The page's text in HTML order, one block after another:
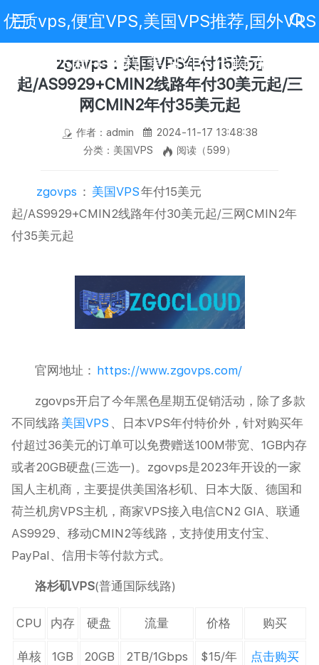
优质vps,便宜VPS,美国VPS推荐,国外VPS
评测,VPS新手教程,美国VPS代购,免费VPS
zgovps：美国VPS年付15美元
起/AS9929+CMIN2线路年付30美元起/三
网CMIN2年付35美元起
作者：admin
2024-11-17 13:48:38
分类：美国VPS
阅读（599）
zgovps ： 美国VPS年付15美元
起/AS9929+CMIN2线路年付30美元起/三网CMIN2年
付35美元起
官网地址： https://www.zgovps.com/
zgovps开启了今年黑色星期五促销活动，除了多款
不同线路 美国VPS 、日本VPS年付特价外，针对购买年
付超过36美元的订单可以免费赠送100M带宽、1GB内存
或者20GB硬盘(三选一)。zgovps是2023年开设的一家
国人主机商，主要提供美国洛杉矶、日本大阪、德国和
荷兰机房VPS主机，商家VPS接入电信CN2 GIA、联通
AS9929、移动CMIN2等线路，支持使用支付宝、
PayPal、信用卡等付款方式。
洛杉矶VPS(普通国际线路)
CPU 内存 硬盘 流量 价格 购买
单核 1GB 20GB 2TB/1Gbps $15/年 点击购买